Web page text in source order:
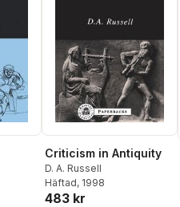
Criticism in Antiquity
D. A. Russell
Häftad, 1998
483 kr